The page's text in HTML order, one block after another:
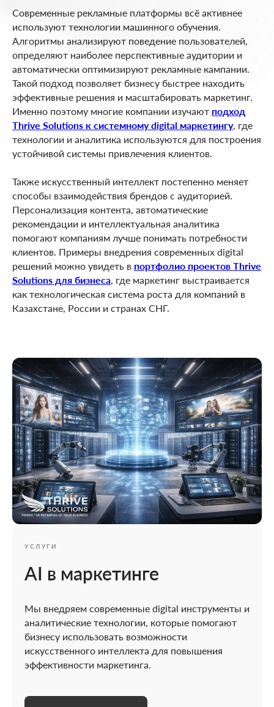
Современные рекламные платформы всё активнее
используют технологии машинного обучения.
Алгоритмы анализируют поведение пользователей,
определяют наиболее перспективные аудитории и
автоматически оптимизируют рекламные кампании.
Такой подход позволяет бизнесу быстрее находить
эффективные решения и масштабировать маркетинг.
Именно поэтому многие компании изучают подход
Thrive Solutions к системному digital маркетингу, где
технологии и аналитика используются для построения
устойчивой системы привлечения клиентов.
Также искусственный интеллект постепенно меняет
способы взаимодействия брендов с аудиторией.
Персонализация контента, автоматические
рекомендации и интеллектуальная аналитика
помогают компаниям лучше понимать потребности
клиентов. Примеры внедрения современных digital
решений можно увидеть в портфолио проектов Thrive
Solutions для бизнеса, где маркетинг выстраивается
как технологическая система роста для компаний в
Казахстане, России и странах СНГ.
УСЛУГИ
AI в маркетинге
Мы внедряем современные digital инструменты и
аналитические технологии, которые помогают
бизнесу использовать возможности
искусственного интеллекта для повышения
эффективности маркетинга.